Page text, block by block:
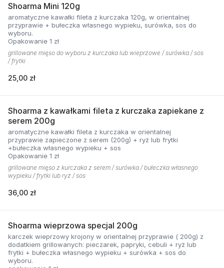
Shoarma Mini 120g
aromatyczne kawałki fileta z kurczaka 120g, w orientalnej
przyprawie + bułeczka własnego wypieku, surówka, sos do
wyboru.
Opakowanie 1 zł
grillowane mięso do wyboru z kurczaka lub wieprzowe / surówka / sos
/ frytki
25,00 zł
Shoarma z kawałkami fileta z kurczaka zapiekane z
serem 200g
aromatyczne kawałki fileta z kurczaka w orientalnej
przyprawie zapieczone z serem (200g) + ryż lub frytki
+bułeczka własnego wypieku + sos
Opakowanie 1 zł
grillowane mięso z kurczaka z serem / surówka / bułeczka własnego
wypieku / frytki lub ryż / sos
36,00 zł
Shoarma wieprzowa specjal 200g
karczek wieprzowy krojony w orientalnej przyprawie ( 200g) z
dodatkiem grillowanych: pieczarek, papryki, cebuli + ryż lub
frytki + bułeczka własnego wypieku + surówka + sos do
wyboru.